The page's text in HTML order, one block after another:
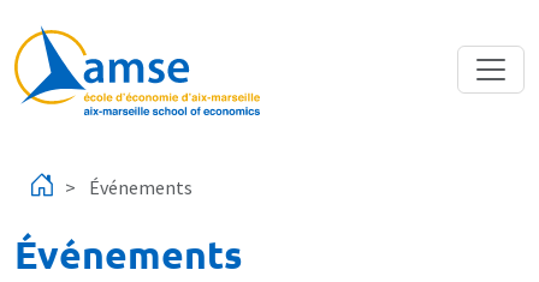
Événements
Événements